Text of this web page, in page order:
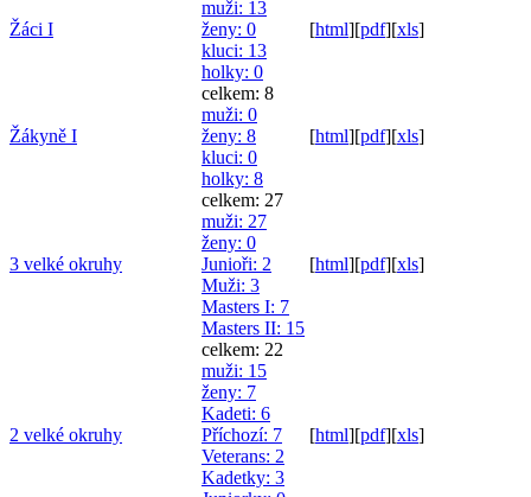
Žáci I
muži: 13
ženy: 0
kluci: 13
holky: 0
[html][pdf][xls]
Žákyně I
celkem: 8
muži: 0
ženy: 8
kluci: 0
holky: 8
[html][pdf][xls]
3 velké okruhy
celkem: 27
muži: 27
ženy: 0
Junioři: 2
Muži: 3
Masters I: 7
Masters II: 15
[html][pdf][xls]
2 velké okruhy
celkem: 22
muži: 15
ženy: 7
Kadeti: 6
Příchozí: 7
Veterans: 2
Kadetky: 3
[html][pdf][xls]